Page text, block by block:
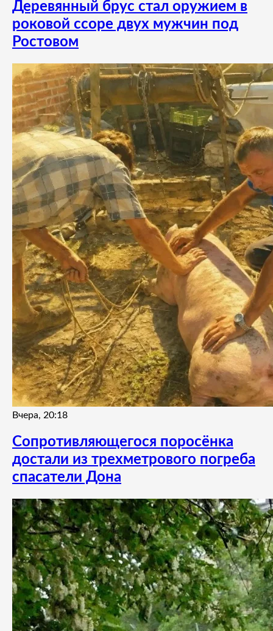
Деревянный брус стал оружием в
роковой ссоре двух мужчин под
Ростовом
Вчера, 20:18
Сопротивляющегося поросёнка
достали из трехметрового погреба
спасатели Дона